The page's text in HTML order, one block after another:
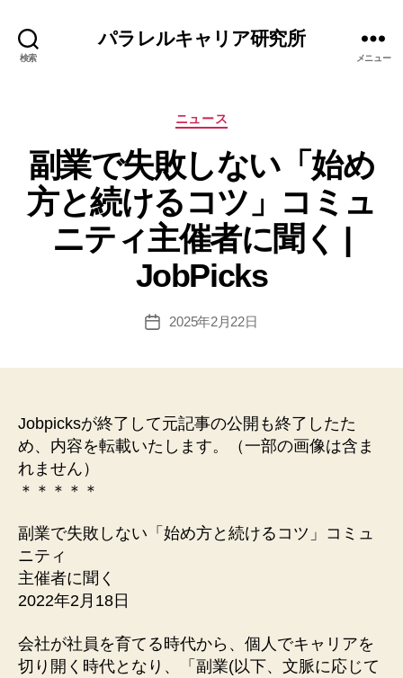
検索
パラレルキャリア研究所
メニュー
カ
リ
ー
ニュース
副業で失敗しない「始め
方と続けるコツ」コミュ
ニティ主催者に聞く |
JobPicks
投
稿
作
成
者
エ
ナ
投
2025年2月22日
Jobpicksが終了して元記事の公開も終了したた
め、内容を転載いたします。（一部の画像は含ま
れません）
＊＊＊＊＊
副業で失敗しない「始め方と続けるコツ」コミュ
ニティ
主催者に聞く
2022年2月18日
会社が社員を育てる時代から、個人でキャリアを
切り開く時代となり、「副業(以下、文脈に応じて